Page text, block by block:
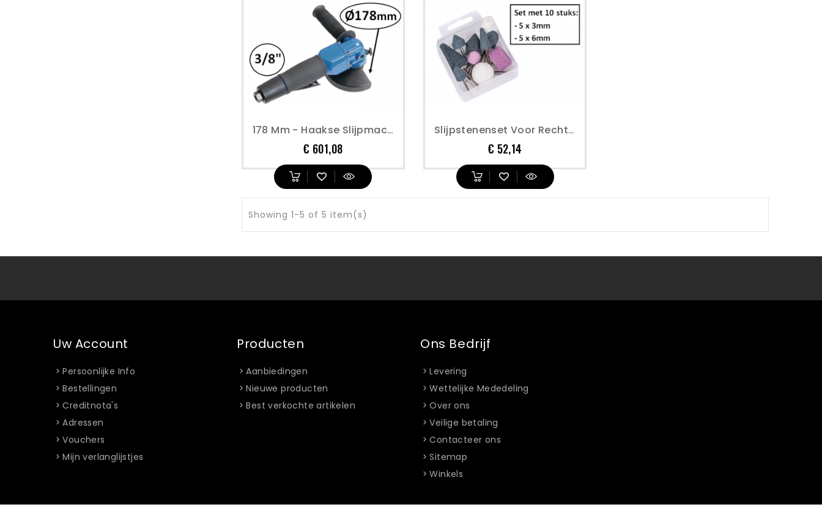
178 Mm - Haakse Slijpmachine - Perslucht
€ 601,08Prijs
Slijpstenenset Voor Rechte Stifslijpmachine Perslucht
€ 52,14
Showing 1-5 of 5 item(s)
Uw Account
Persoonlijke Info
Bestellingen
Creditnota's
Adressen
Vouchers
Mijn verlanglijstjes
Producten
Aanbiedingen
Nieuwe producten
Best verkochte artikelen
Ons Bedrijf
Levering
Wettelijke Mededeling
Over ons
Veilige betaling
Contacteer ons
Sitemap
Winkels